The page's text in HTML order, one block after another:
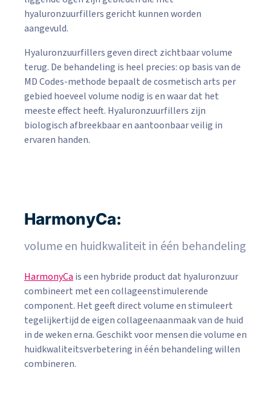
hyaluronzuurfillers gericht kunnen worden
aangevuld.
Hyaluronzuurfillers geven direct zichtbaar volume
terug. De behandeling is heel precies: op basis van de
MD Codes-methode bepaalt de cosmetisch arts per
gebied hoeveel volume nodig is en waar dat het
meeste effect heeft. Hyaluronzuurfillers zijn
biologisch afbreekbaar en aantoonbaar veilig in
ervaren handen.
HarmonyCa:
volume en huidkwaliteit in één behandeling
HarmonyCais een hybride product dat hyaluronzuur
combineert met een collageenstimulerende
component. Het geeft direct volume en stimuleert
tegelijkertijd de eigen collageenaanmaak van de huid
in de weken erna. Geschikt voor mensen die volume en
huidkwaliteitsverbetering in één behandeling willen
combineren.